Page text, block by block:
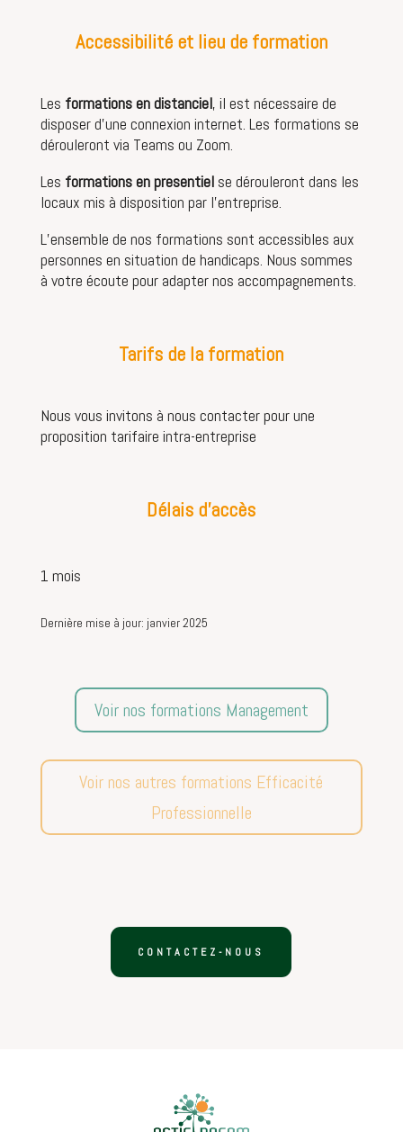
Accessibilité et lieu de formation
Les formations en distanciel, il est nécessaire de
disposer d’une connexion internet. Les formations se
dérouleront via Teams ou Zoom.
Les formations en presentielse dérouleront dans les
locaux mis à disposition par l’entreprise.
L’ensemble de nos formations sont accessibles aux
personnes en situation de handicaps. Nous sommes
à votre écoute pour adapter nos accompagnements.
Tarifs de la formation
Nous vous invitons à nous contacter pour une
proposition tarifaire intra-entreprise
Délais d’accès
1 mois
Dernière mise à jour: janvier 2025
Voir nos formations Management
Voir nos autres formations Efficacité
Professionnelle
CONTACTEZ-NOUS